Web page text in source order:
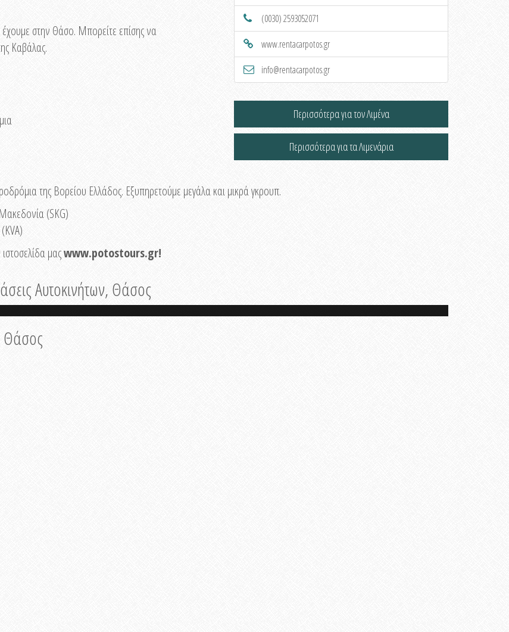
στην Θάσο. Μπορείτε επίσης να
Καβάλας.
(0030) 2593052071
www.rentacarpotos.gr
info@rentacarpotos.gr
Περισσότερα για τον Λιμένα
Περισσότερα για τα Λιμενάρια
της Βορείου Ελλάδος. Εξυπηρετούμε μεγάλα και μικρά γκρουπ.
(SKG)
μαςwww.potostours.gr!
Αυτοκινήτων, Θάσος
Θάσος